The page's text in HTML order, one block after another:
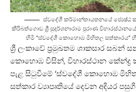
ස්වදේශී කර්මාන්තායතනයේ
කිරිබත්ගොඩ ශ්‍රී සුදර්ශනාරාම පුරාණ
හිමි “ස්වදේශී කොහොඹ මිහිතල සත්කාරය” හි
ශ්‍රී ලංකාවේ ප්‍රමුඛතම ශාකසාර සබන්
කොහොඹ විසින්, විහාරස්ථාන
පැළ සිටුවීමේ ‘ස්වදේශී කොහොඹ
සත්කාර ව්‍යාපෘතියේ දෙවන අදියර